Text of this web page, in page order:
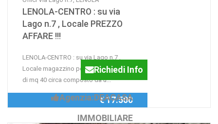
LENOLA-CENTRO : su via
Lago n.7 , Locale PREZZO
AFFARE !!!
LENOLA-CENTRO : su via Lago n.7 ,
Locale magazzino posto al piano terra
di mq 40 circa composto da u...
Richiedi Info
Agenzia:DEACASA
IMMOBILIARE
€ 17.500